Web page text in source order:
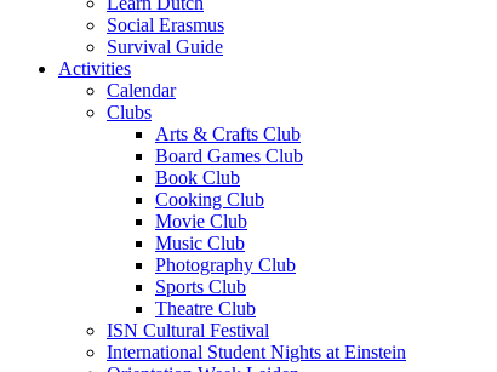
Social Erasmus
Survival Guide
Activities
Calendar
Clubs
Arts & Crafts Club
Board Games Club
Book Club
Cooking Club
Movie Club
Music Club
Photography Club
Sports Club
Theatre Club
ISN Cultural Festival
International Student Nights at Einstein